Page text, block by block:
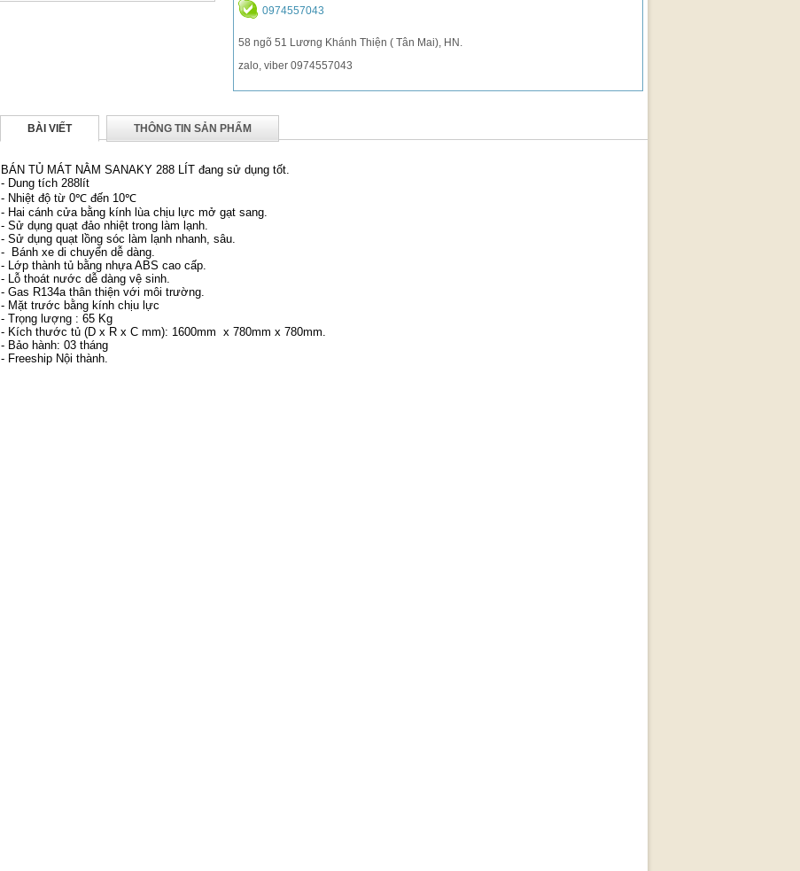
0974557043
58 ngõ 51 Lương Khánh Thiện ( Tân Mai), HN.
zalo, viber 0974557043
BÀI VIẾT THÔNG TIN SẢN PHẨM
BÁN TỦ MÁT NẰM SANAKY 288 LÍT đang sử dụng tốt.
- Dung tích 288lít
- Nhiệt độ từ 0℃ đến 10℃
- Hai cánh cửa bằng kính lùa chịu lực mở gạt sang.
- Sử dụng quạt đảo nhiệt trong làm lạnh.
- Sử dụng quạt lồng sóc làm lạnh nhanh, sâu.
- Bánh xe di chuyển dễ dàng.
- Lớp thành tủ bằng nhựa ABS cao cấp.
- Lỗ thoát nước dễ dàng vệ sinh.
- Gas R134a thân thiện với môi trường.
- Mặt trước bằng kính chịu lực
- Trọng lượng : 65 Kg
- Kích thước tủ (D x R x C mm): 1600mm x 780mm x 780mm.
- Bảo hành: 03 tháng
- Freeship Nội thành.